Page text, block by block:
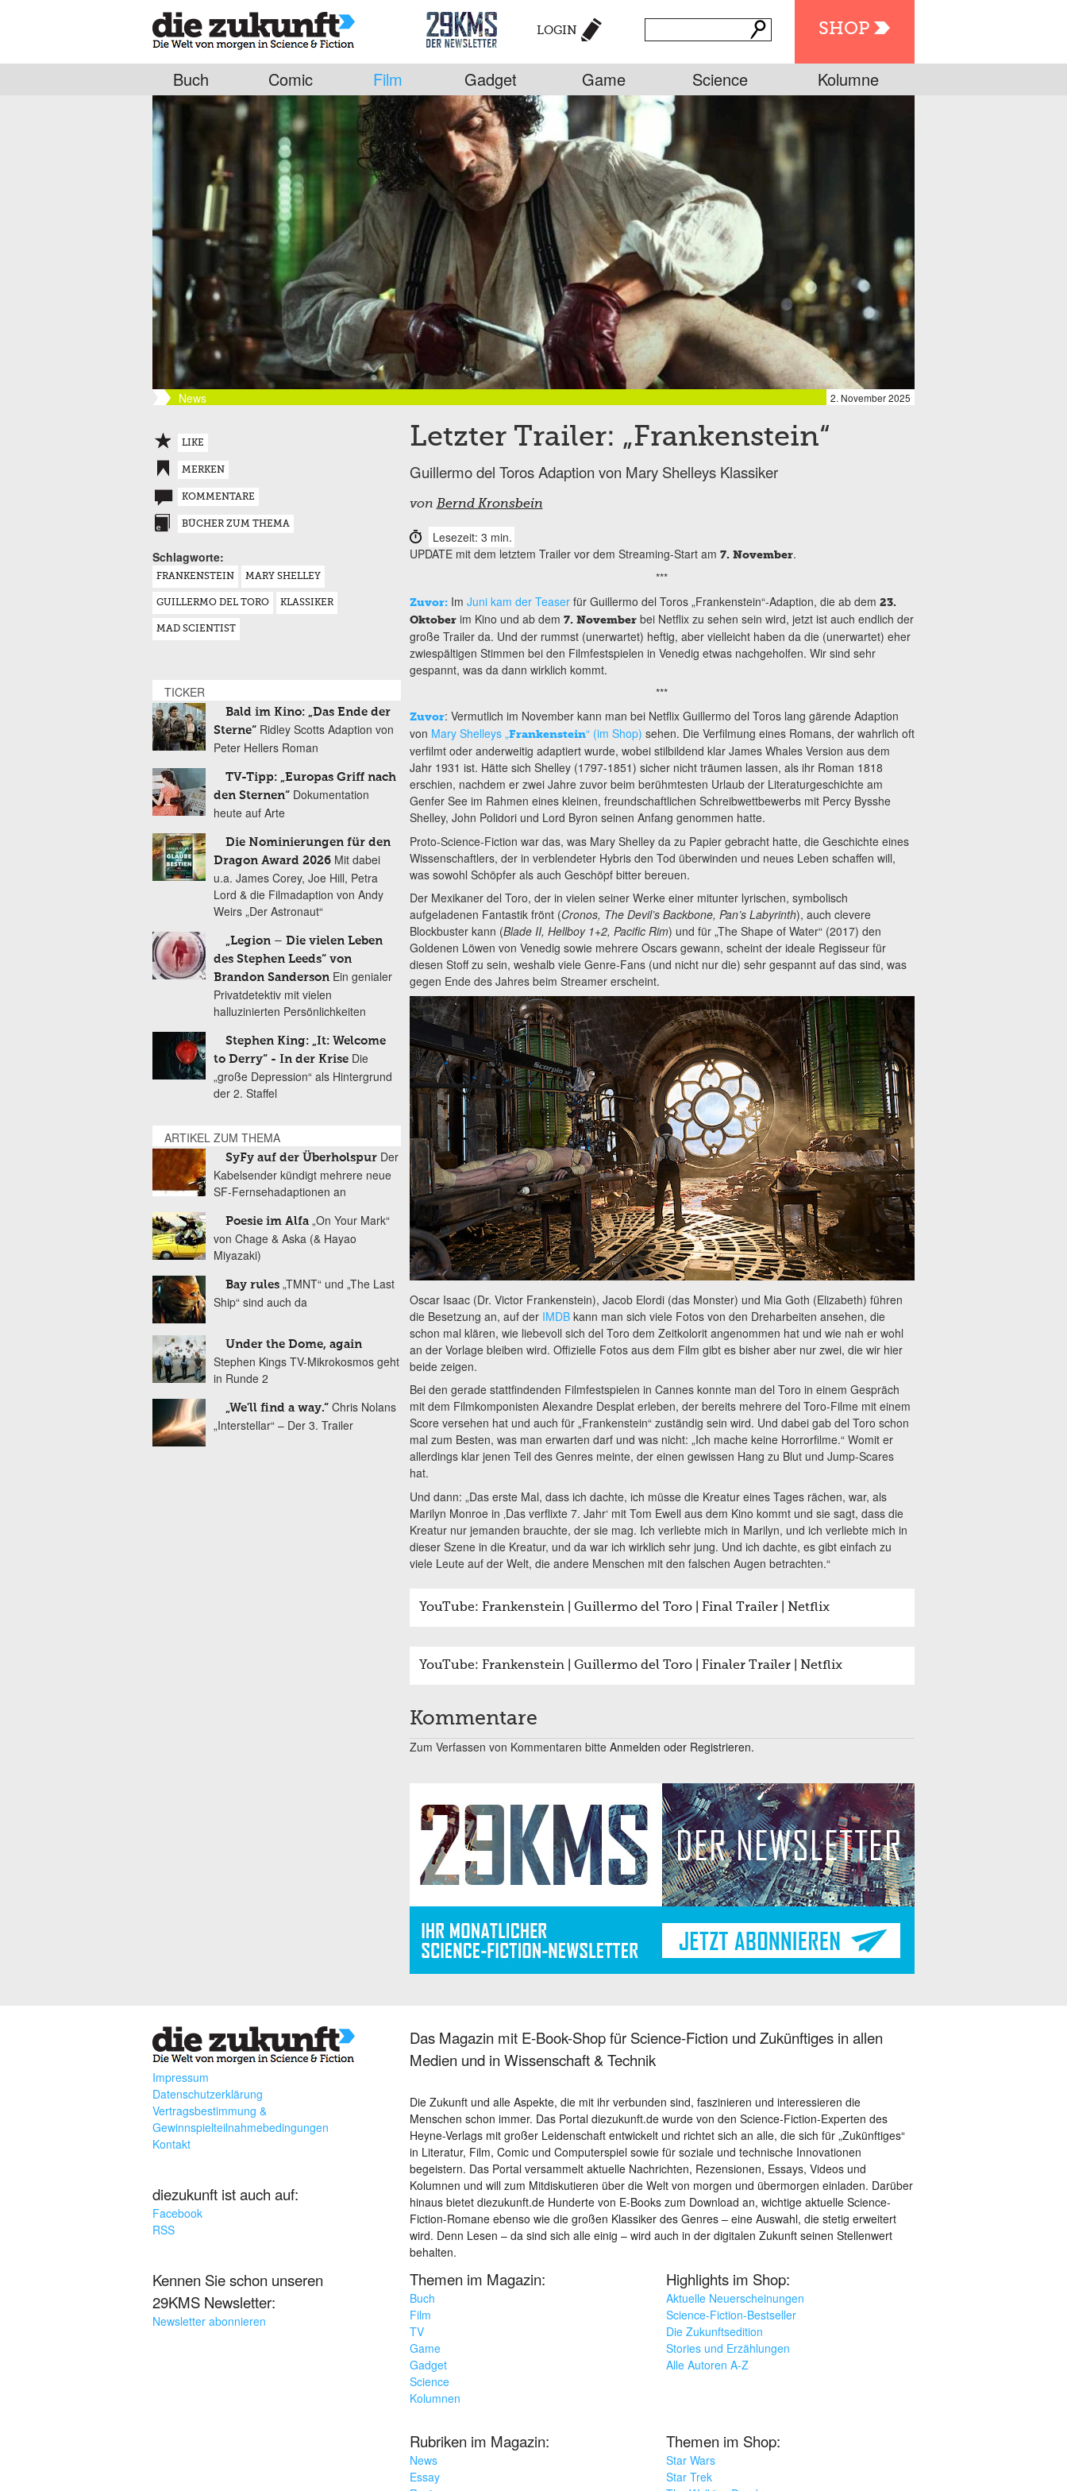
SHOP
LOGIN
Buch Comic Film Gadget Game Science Kolumne
News 2. November 2025
Letzter Trailer: „Frankenstein“
Guillermo del Toros Adaption von Mary Shelleys Klassiker
von Bernd Kronsbein
Lesezeit: 3 min.
UPDATE mit dem letztem Trailer vor dem Streaming-Start am 7. November.
***
Zuvor:Im Juni kam der Teaserfür Guillermo del Toros „Frankenstein“-Adaption, die ab dem 23.
Oktoberim Kino und ab dem 7. Novemberbei Netflix zu sehen sein wird, jetzt ist auch endlich der
große Trailer da. Und der rummst (unerwartet) heftig, aber vielleicht haben da die (unerwartet) eher
zwiespältigen Stimmen bei den Filmfestspielen in Venedig etwas nachgeholfen. Wir sind sehr
gespannt, was da dann wirklich kommt.
***
Zuvor: Vermutlich im November kann man bei Netflix Guillermo del Toros lang gärende Adaption
von Mary Shelleys „Frankenstein“ (im Shop) sehen. Die Verfilmung eines Romans, der wahrlich oft
verfilmt oder anderweitig adaptiert wurde, wobei stilbildend klar James Whales Version aus dem
Jahr 1931 ist. Hätte sich Shelley (1797-1851) sicher nicht träumen lassen, als ihr Roman 1818
erschien, nachdem er zwei Jahre zuvor beim berühmtesten Urlaub der Literaturgeschichte am
Genfer See im Rahmen eines kleinen, freundschaftlichen Schreibwettbewerbs mit Percy Bysshe
Shelley, John Polidori und Lord Byron seinen Anfang genommen hatte.
Proto-Science-Fiction war das, was Mary Shelley da zu Papier gebracht hatte, die Geschichte eines
Wissenschaftlers, der in verblendeter Hybris den Tod überwinden und neues Leben schaffen will,
was sowohl Schöpfer als auch Geschöpf bitter bereuen.
Der Mexikaner del Toro, der in vielen seiner Werke einer mitunter lyrischen, symbolisch
aufgeladenen Fantastik frönt (Cronos, The Devil’s Backbone, Pan’s Labyrinth), auch clevere
Blockbuster kann (Blade II, Hellboy 1+2, Pacific Rim) und für „The Shape of Water“ (2017) den
Goldenen Löwen von Venedig sowie mehrere Oscars gewann, scheint der ideale Regisseur für
diesen Stoff zu sein, weshalb viele Genre-Fans (und nicht nur die) sehr gespannt auf das sind, was
gegen Ende des Jahres beim Streamer erscheint.
Oscar Isaac (Dr. Victor Frankenstein), Jacob Elordi (das Monster) und Mia Goth (Elizabeth) führen
die Besetzung an, auf der IMDBkann man sich viele Fotos von den Dreharbeiten ansehen, die
schon mal klären, wie liebevoll sich del Toro dem Zeitkolorit angenommen hat und wie nah er wohl
an der Vorlage bleiben wird. Offizielle Fotos aus dem Film gibt es bisher aber nur zwei, die wir hier
beide zeigen.
Bei den gerade stattfindenden Filmfestspielen in Cannes konnte man del Toro in einem Gespräch
mit dem Filmkomponisten Alexandre Desplat erleben, der bereits mehrere del Toro-Filme mit einem
Score versehen hat und auch für „Frankenstein“ zuständig sein wird. Und dabei gab del Toro schon
mal zum Besten, was man erwarten darf und was nicht: „Ich mache keine Horrorfilme.“ Womit er
allerdings klar jenen Teil des Genres meinte, der einen gewissen Hang zu Blut und Jump-Scares
hat.
Und dann: „Das erste Mal, dass ich dachte, ich müsse die Kreatur eines Tages rächen, war, als
Marilyn Monroe in ‚Das verflixte 7. Jahr‘ mit Tom Ewell aus dem Kino kommt und sie sagt, dass die
Kreatur nur jemanden brauchte, der sie mag. Ich verliebte mich in Marilyn, und ich verliebte mich in
dieser Szene in die Kreatur, und da war ich wirklich sehr jung. Und ich dachte, es gibt einfach zu
viele Leute auf der Welt, die andere Menschen mit den falschen Augen betrachten.“
YouTube: Frankenstein | Guillermo del Toro | Final Trailer | Netflix
YouTube: Frankenstein | Guillermo del Toro | Finaler Trailer | Netflix
Kommentare
Zum Verfassen von Kommentaren bitte Anmelden oder Registrieren.
LIKE
MERKEN
KOMMENTARE
BÜCHER ZUM THEMA
Schlagworte:
FRANKENSTEIN MARY SHELLEY
GUILLERMO DEL TORO KLASSIKER
MAD SCIENTIST
TICKER
Bald im Kino: „Das Ende der
Sterne“ Ridley Scotts Adaption von
Peter Hellers Roman
TV-Tipp: „Europas Griff nach
den Sternen“ Dokumentation
heute auf Arte
Die Nominierungen für den
Dragon Award 2026 Mit dabei
u.a. James Corey, Joe Hill, Petra
Lord & die Filmadaption von Andy
Weirs „Der Astronaut“
„Legion – Die vielen Leben
des Stephen Leeds“ von
Brandon Sanderson Ein genialer
Privatdetektiv mit vielen
halluzinierten Persönlichkeiten
Stephen King: „It: Welcome
to Derry“ - In der Krise Die
„große Depression“ als Hintergrund
der 2. Staffel
ARTIKEL ZUM THEMA
SyFy auf der Überholspur Der
Kabelsender kündigt mehrere neue
SF-Fernsehadaptionen an
Poesie im Alfa „On Your Mark“
von Chage & Aska (& Hayao
Miyazaki)
Bay rules „TMNT“ und „The Last
Ship“ sind auch da
Under the Dome, again
Stephen Kings TV-Mikrokosmos geht
in Runde 2
„We'll find a way.“ Chris Nolans
„Interstellar“ – Der 3. Trailer
Impressum
Datenschutzerklärung
Vertragsbestimmung &
Gewinnspielteilnahmebedingungen
Kontakt
diezukunft ist auch auf:
Facebook
RSS
Kennen Sie schon unseren
29KMS Newsletter:
Newsletter abonnieren
Das Magazin mit E-Book-Shop für Science-Fiction und Zukünftiges in allen
Medien und in Wissenschaft & Technik
Die Zukunft und alle Aspekte, die mit ihr verbunden sind, faszinieren und interessieren die
Menschen schon immer. Das Portal diezukunft.de wurde von den Science-Fiction-Experten des
Heyne-Verlags mit großer Leidenschaft entwickelt und richtet sich an alle, die sich für „Zukünftiges“
in Literatur, Film, Comic und Computerspiel sowie für soziale und technische Innovationen
begeistern. Das Portal versammelt aktuelle Nachrichten, Rezensionen, Essays, Videos und
Kolumnen und will zum Mitdiskutieren über die Welt von morgen und übermorgen einladen. Darüber
hinaus bietet diezukunft.de Hunderte von E-Books zum Download an, wichtige aktuelle Science-
Fiction-Romane ebenso wie die großen Klassiker des Genres – eine Auswahl, die stetig erweitert
wird. Denn Lesen – da sind sich alle einig – wird auch in der digitalen Zukunft seinen Stellenwert
behalten.
Themen im Magazin:
Buch
Film
TV
Game
Gadget
Science
Kolumnen
Highlights im Shop:
Aktuelle Neuerscheinungen
Science-Fiction-Bestseller
Die Zukunftsedition
Stories und Erzählungen
Alle Autoren A-Z
Rubriken im Magazin:
News
Essay
Themen im Shop:
Star Wars
Star Trek